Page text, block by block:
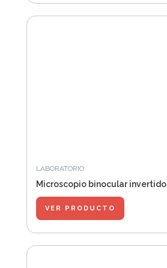
LABORATORIO
Microscopio binocular invertido
VER PRODUCTO